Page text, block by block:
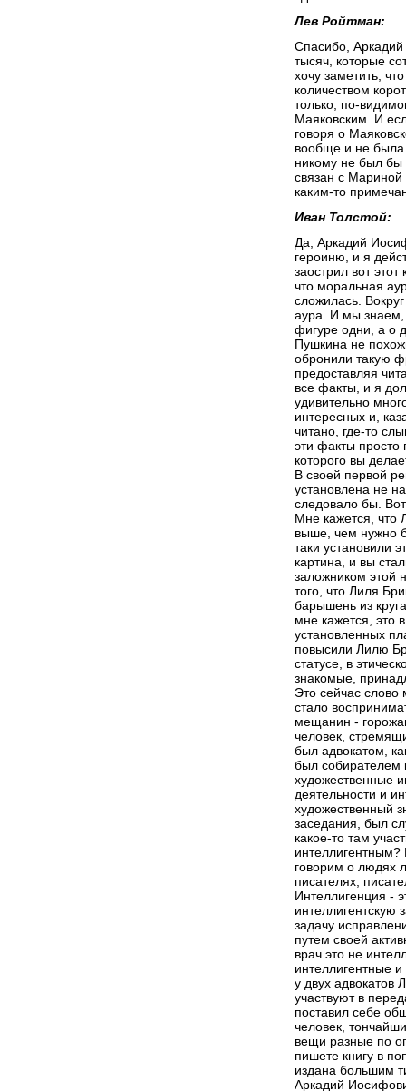
Лев Ройтман:
Спасибо,
тысяч, которые
хочу заметить,
количеством
только, по-
Маяковским. И
говоря о
вообще и не была
никому не был
связан с Мариной
каким-то
Иван Толстой:
Да, Аркадий
героиню, и я
заострил вот
что моральная
сложилась.
аура. И мы знаем,
фигуре одни, а о
Пушкина не
обронили такую
предоставляя
все факты, и я
удивительно
интересных и,
читано, где-то
эти факты
которого вы
В своей первой
установлена не
следовало бы.
Мне кажется, что
выше, чем нужно
таки установили
картина, и вы
заложником этой
того, что Лиля
барышень из
мне кажется, это
установленных
повысили Лилю
статусе, в
знакомые,
Это сейчас слово
стало
мещанин -
человек,
был адвокатом,
был собирателем
художественные
деятельности и
художественный
заседания, был
какое-то там
интеллигентным?
говорим о людях
писателях,
Интеллигенция -
интеллигентскую
задачу
путем своей
врач это не
интеллигентные
у двух адвокатов
участвуют в
поставил себе
человек,
вещи разные по
пишете книгу в
издана большим
Аркадий